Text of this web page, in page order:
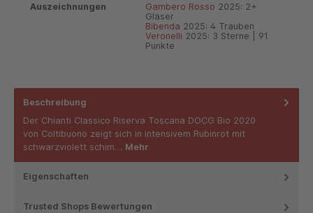
Auszeichnungen
Gambero Rosso 2025: 2+
Gläser
Bibenda 2025: 4 Trauben
Veronelli 2025: 3 Sterne | 91
Punkte
Beschreibung
Der Chianti Classico Riserva Toscana DOCG Bio 2020
von Coltibuono zeigt sich in intensivem Rubinrot mit
schwarzviolett schim… Mehr
Eigenschaften
Trusted Shops Bewertungen